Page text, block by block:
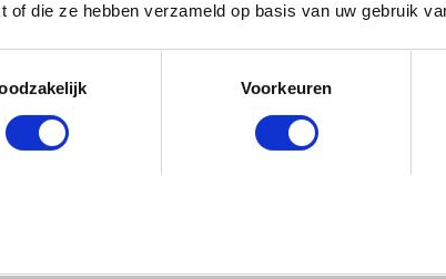
of die ze hebben verzameld op basis van uw gebruik
Voorkeuren